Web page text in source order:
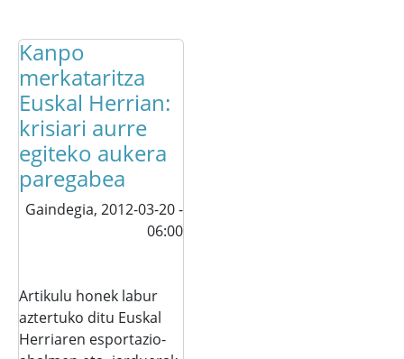
Kanpo
merkataritza
Euskal Herrian:
krisiari aurre
egiteko aukera
paregabea
Gaindegia, 2012-03-20 -
06:00
Artikulu honek labur
aztertuko ditu Euskal
Herriaren esportazio-